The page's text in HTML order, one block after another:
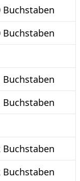
Buchstaben
Buchstaben
Buchstaben
Buchstaben
Buchstaben
Buchstaben